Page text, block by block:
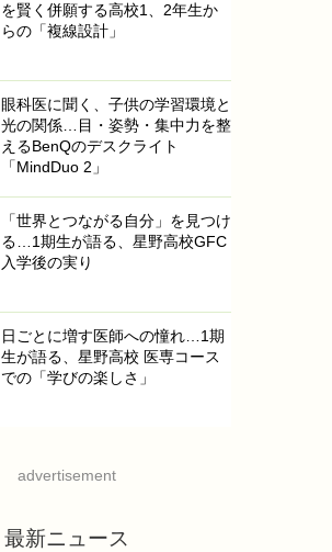
を賢く併願する高校1、2年生か
らの「複線設計」
眼科医に聞く、子供の学習環境と
光の関係…目・姿勢・集中力を整
えるBenQのデスクライト
「MindDuo 2」
「世界とつながる自分」を見つけ
る…1期生が語る、星野高校GFC
入学後の実り
日ごとに増す医師への憧れ…1期
生が語る、星野高校 医専コース
での「学びの楽しさ」
advertisement
最新ニュース